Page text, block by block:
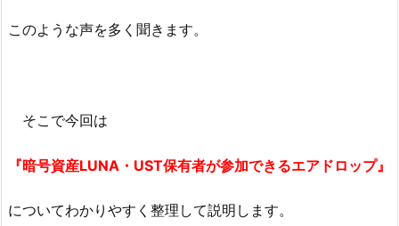
このような声を多く聞きます。
そこで今回は
『暗号資産LUNA・UST保有者が参加できるエアドロップ』
についてわかりやすく整理して説明します。